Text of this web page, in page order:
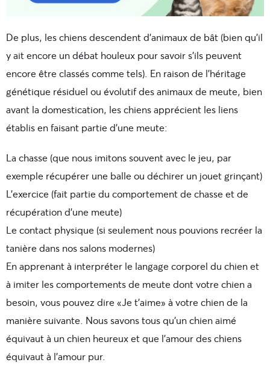
De plus, les chiens descendent d’animaux de bât (bien qu’il
y ait encore un débat houleux pour savoir s’ils peuvent
encore être classés comme tels). En raison de l’héritage
génétique résiduel ou évolutif des animaux de meute, bien
avant la domestication, les chiens apprécient les liens
établis en faisant partie d’une meute:
La chasse (que nous imitons souvent avec le jeu, par
exemple récupérer une balle ou déchirer un jouet grinçant)
L’exercice (fait partie du comportement de chasse et de
récupération d’une meute)
Le contact physique (si seulement nous pouvions recréer la
tanière dans nos salons modernes)
En apprenant à interpréter le langage corporel du chien et
à imiter les comportements de meute dont votre chien a
besoin, vous pouvez dire «Je t’aime» à votre chien de la
manière suivante. Nous savons tous qu’un chien aimé
équivaut à un chien heureux et que l’amour des chiens
équivaut à l’amour pur.